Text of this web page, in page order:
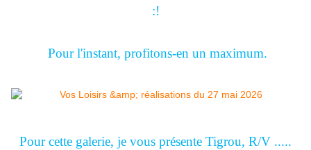
:!
Pour l'instant, profitons-en un maximum.
Pour cette galerie, je vous présente Tigrou, R/V .....